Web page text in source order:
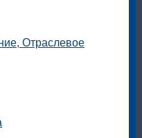
Отраслевое